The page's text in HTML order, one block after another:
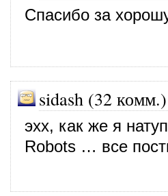
Спасибо за
sidash (32 комм.)
эхх, как же я
Robots … все